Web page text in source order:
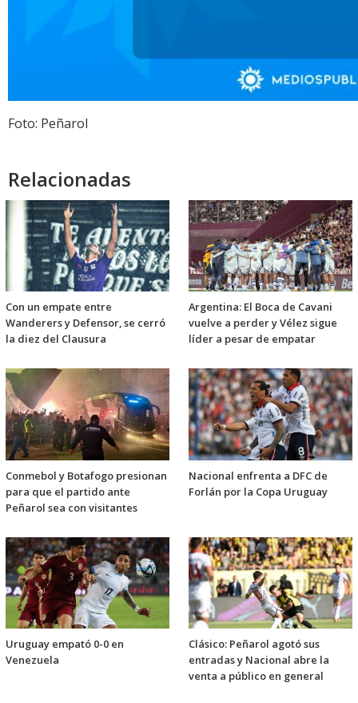
Foto: Peñarol
Relacionadas
Con un empate entre
Wanderers y Defensor, se cerró
la diez del Clausura
Argentina: El Boca de Cavani
vuelve a perder y Vélez sigue
líder a pesar de empatar
Conmebol y Botafogo presionan
para que el partido ante
Peñarol sea con visitantes
Nacional enfrenta a DFC de
Forlán por la Copa Uruguay
Uruguay empató 0-0 en
Venezuela
Clásico: Peñarol agotó sus
entradas y Nacional abre la
venta a público en general